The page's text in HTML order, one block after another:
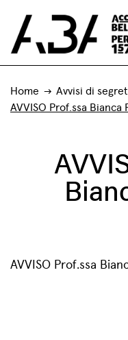
Home
Avvisi di
AVVISO Prof.ssa Bianca
AVVISO Prof.ssa